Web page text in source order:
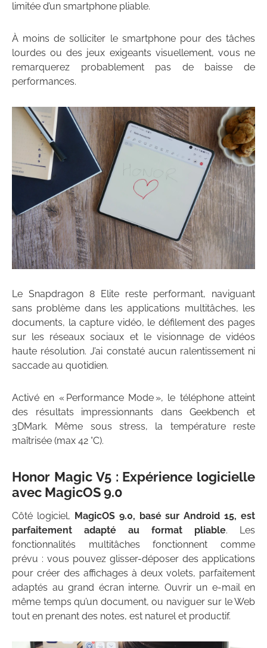
limitée d’un smartphone pliable.
À moins de solliciter le smartphone pour des tâches
lourdes ou des jeux exigeants visuellement, vous ne
remarquerez probablement pas de baisse de
performances.
Le Snapdragon 8 Elite reste performant, naviguant
sans problème dans les applications multitâches, les
documents, la capture vidéo, le défilement des pages
sur les réseaux sociaux et le visionnage de vidéos
haute résolution. J’ai constaté aucun ralentissement ni
saccade au quotidien.
Activé en « Performance Mode », le téléphone atteint
des résultats impressionnants dans Geekbench et
3DMark. Même sous stress, la température reste
maîtrisée (max 42 °C).
Honor Magic V5 : Expérience logicielle
avec MagicOS 9.0
Côté logiciel, MagicOS 9.0, basé sur Android 15, est
parfaitement adapté au format pliable. Les
fonctionnalités multitâches fonctionnent comme
prévu : vous pouvez glisser-déposer des applications
pour créer des affichages à deux volets, parfaitement
adaptés au grand écran interne. Ouvrir un e-mail en
même temps qu’un document, ou naviguer sur le Web
tout en prenant des notes, est naturel et productif.